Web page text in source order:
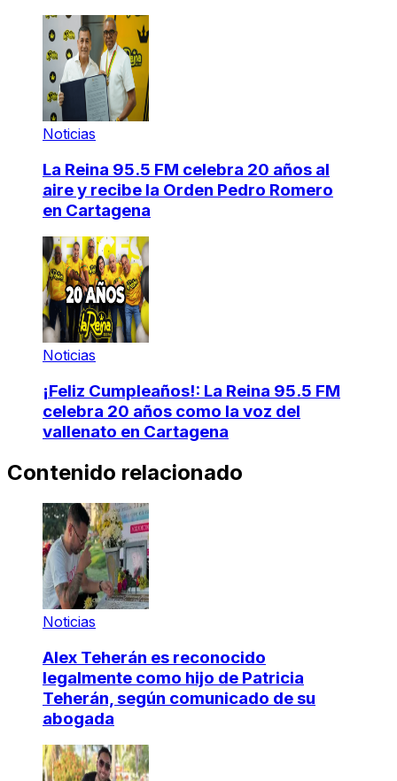
Noticias
La Reina 95.5 FM celebra 20 años al
aire y recibe la Orden Pedro Romero
en Cartagena
Noticias
¡Feliz Cumpleaños!: La Reina 95.5 FM
celebra 20 años como la voz del
vallenato en Cartagena
Contenido relacionado
Noticias
Alex Teherán es reconocido
legalmente como hijo de Patricia
Teherán, según comunicado de su
abogada